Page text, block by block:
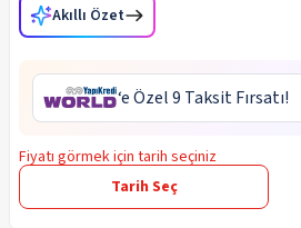
Akıllı Özet
‘e Özel 9 Taksit Fırsatı!
Fiyatı görmek için tarih seçiniz
Tarih Seç